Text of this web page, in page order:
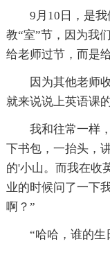
9月10日，是我
教“室”节，因为我
给老师过节，而是
因为其他老师收
就来说说上英语课
我和往常一样，
下书包，一抬头，
的'小山。而我在收
业的时候问了一下
啊？”
“哈哈，谁的生